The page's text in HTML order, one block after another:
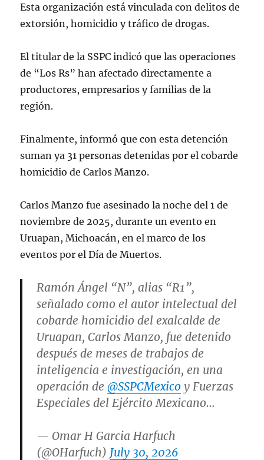
Esta organización está vinculada con delitos de
extorsión, homicidio y tráfico de drogas.
El titular de la SSPC indicó que las operaciones
de “Los Rs” han afectado directamente a
productores, empresarios y familias de la
región.
Finalmente, informó que con esta detención
suman ya 31 personas detenidas por el cobarde
homicidio de Carlos Manzo.
Carlos Manzo fue asesinado la noche del 1 de
noviembre de 2025, durante un evento en
Uruapan, Michoacán, en el marco de los
eventos por el Día de Muertos.
Ramón Ángel “N”, alias “R1”,
señalado como el autor intelectual del
cobarde homicidio del exalcalde de
Uruapan, Carlos Manzo, fue detenido
después de meses de trabajos de
inteligencia e investigación, en una
operación de@SSPCMexico y Fuerzas
Especiales del Ejército Mexicano…
— Omar H Garcia Harfuch
(@OHarfuch) July 30, 2026